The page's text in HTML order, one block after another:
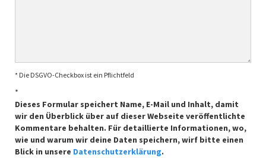
* Die DSGVO-Checkbox ist ein Pflichtfeld
*
Dieses Formular speichert Name, E-Mail und Inhalt, damit
wir den Überblick über auf dieser Webseite veröffentlichte
Kommentare behalten. Für detaillierte Informationen, wo,
wie und warum wir deine Daten speichern, wirf bitte einen
Blick in unsere Datenschutzerklärung.